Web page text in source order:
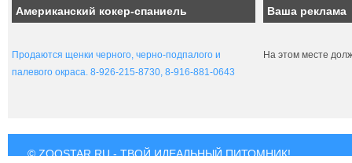
Американский кокер-спаниель
Продаются щенки черного, черно-подпалого и
палевого окраса. 8-926-215-8730, 8-916-881-0643
Ваша реклама
На этом месте
© ZOOSTAR.RU - ТВОЙ ИДЕАЛЬНЫЙ ПИТОМНИК!